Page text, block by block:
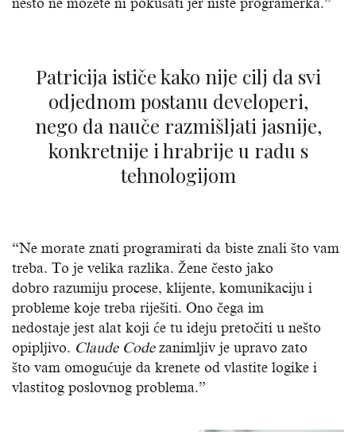
nešto ne možete ni pokušati jer niste programerka.”
Patricija ističe kako nije cilj da svi
odjednom postanu developeri,
nego da nauče razmišljati jasnije,
konkretnije i hrabrije u radu s
tehnologijom
“Ne morate znati programirati da biste znali što vam
treba. To je velika razlika. Žene često jako
dobro razumiju procese, klijente, komunikaciju i
probleme koje treba riješiti. Ono čega im
nedostaje jest alat koji će tu ideju pretočiti u nešto
opipljivo. Claude Codezanimljiv je upravo zato
što vam omogućuje da krenete od vlastite logike i
vlastitog poslovnog problema.”